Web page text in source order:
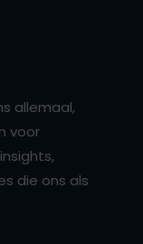
allemaal,
voor
die ons als